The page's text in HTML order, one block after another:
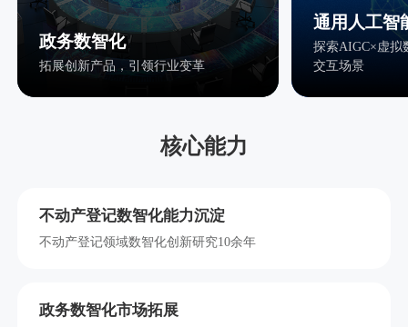
政务数智化
拓展创新产品，引领行业变革
通用人工智
探索AIGC×虚拟
交互场景
核心能力
不动产登记数智化能力沉淀
不动产登记领域数智化创新研究10余年
政务数智化市场拓展